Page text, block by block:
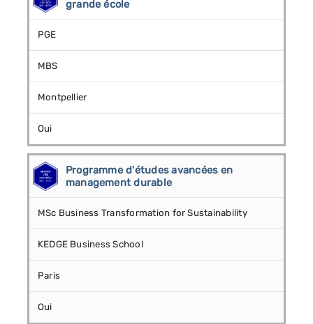
grande école
PGE
MBS
Montpellier
Oui
Programme d'études avancées en
management durable
MSc Business Transformation for Sustainability
KEDGE Business School
Paris
Oui